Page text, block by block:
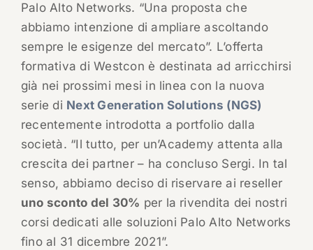
Palo Alto Networks. “Una proposta che
abbiamo intenzione di ampliare ascoltando
sempre le esigenze del mercato”. L’offerta
formativa di Westcon è destinata ad arricchirsi
già nei prossimi mesi in linea con la nuova
serie di Next Generation Solutions (NGS)
recentemente introdotta a portfolio dalla
società. “Il tutto, per un’Academy attenta alla
crescita dei partner – ha concluso Sergi. In tal
senso, abbiamo deciso di riservare ai reseller
uno sconto del 30% per la rivendita dei nostri
corsi dedicati alle soluzioni Palo Alto Networks
fino al 31 dicembre 2021”.